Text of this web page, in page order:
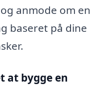
anmode om en
baseret på dine
at bygge en